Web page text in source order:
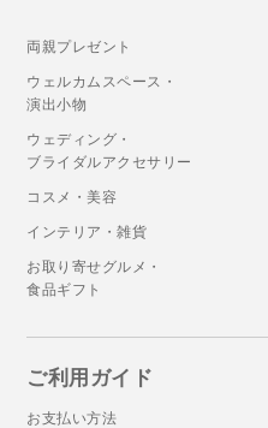
両親プレゼント
ウェルカムスペース・
演出小物
ウェディング・
ブライダルアクセサリー
コスメ・美容
インテリア・雑貨
お取り寄せグルメ・
食品ギフト
ご利用ガイド
お支払い方法